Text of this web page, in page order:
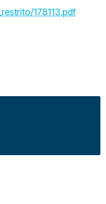
178113.pdf